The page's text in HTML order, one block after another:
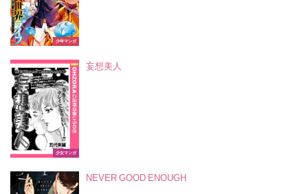
少年マンガ
少女マンガ
妄想美人
NEVER GOOD ENOUGH